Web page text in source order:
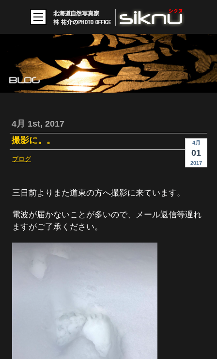
4月 1st, 2017
4月
01
2017
撮影に。。
ブログ
三日前よりまた道東の方へ撮影に来ています。
電波が届かないことが多いので、メール返信等遅れ
ますがご了承ください。